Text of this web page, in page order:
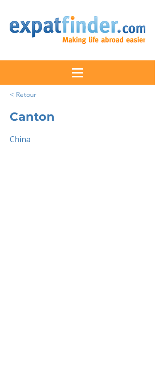
< Retour
Canton
China